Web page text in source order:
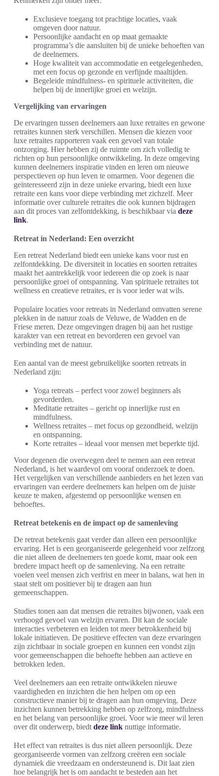
Exclusieve toegang tot prachtige locaties, vaak
omgeven door natuur.
Persoonlijke aandacht en op maat gemaakte
programma’s die aansluiten bij de unieke behoeften van
de deelnemers.
Hoge kwaliteit van accommodatie en eetgelegenheden,
met een focus op gezonde en verfijnde maaltijden.
Begeleide mindfulness- en spirituele activiteiten, die
helpen bij de innerlijke groei en welzijn.
Vergelijking van ervaringen
De ervaringen tussen deelnemers aan luxe retraites en gewone
retraites kunnen sterk verschillen. Mensen die kiezen voor
luxe retraites rapporteren vaak een gevoel van totale
ontzorging. Hier hebben zij de ruimte om zich volledig te
richten op hun persoonlijke ontwikkeling. In deze omgeving
kunnen deelnemers inspiratie vinden en leren om nieuwe
perspectieven op hun leven te omarmen. Voor degenen die
geïnteresseerd zijn in deze unieke ervaring, biedt een luxe
retraite een kans voor diepe verbinding met zichzelf. Meer
informatie over culturele retraites die ook kunnen bijdragen
aan dit proces van zelfontdekking, is beschikbaar via deze
link.
Retreat in Nederland: Een overzicht
Een retreat Nederland biedt een unieke kans voor rust en
zelfontdekking. De diversiteit in locaties en soorten retraites
maakt het aantrekkelijk voor iedereen die op zoek is naar
persoonlijke groei of ontspanning. Van spirituele retraites tot
wellness en creatieve retraites, er is voor ieder wat wils.
Populaire locaties voor retreats in Nederland omvatten serene
plekken in de natuur zoals de Veluwe, de Wadden en de
Friese meren. Deze omgevingen dragen bij aan het rustige
karakter van een retreat en bevorderen een gevoel van
verbinding met de natuur.
Een aantal van de meest gebruikelijke soorten retreats in
Nederland zijn:
Yoga retreats – perfect voor zowel beginners als
gevorderden.
Meditatie retraites – gericht op innerlijke rust en
mindfulness.
Wellness retraites – met focus op gezondheid, welzijn
en ontspanning.
Korte retraites – ideaal voor mensen met beperkte tijd.
Voor degenen die overwegen deel te nemen aan een retreat
Nederland, is het waardevol om vooraf onderzoek te doen.
Het vergelijken van verschillende aanbieders en het lezen van
ervaringen van eerdere deelnemers kan helpen om de juiste
keuze te maken, afgestemd op persoonlijke wensen en
behoeftes.
Retreat betekenis en de impact op de samenleving
De retreat betekenis gaat verder dan alleen een persoonlijke
ervaring. Het is een georganiseerde gelegenheid voor zelfzorg
die niet alleen de deelnemers ten goede komt, maar ook een
bredere impact heeft op de samenleving. Na een retraite
voelen veel mensen zich verfrist en meer in balans, wat hen in
staat stelt om positiever bij te dragen aan hun
gemeenschappen.
Studies tonen aan dat mensen die retraites bijwonen, vaak een
verhoogd gevoel van welzijn ervaren. Dit kan de sociale
interacties verbeteren en leiden tot meer betrokkenheid bij
lokale initiatieven. De positieve effecten van deze ervaringen
zijn zichtbaar in sociale groepen en kunnen een vondst zijn
voor gemeenschappen die behoefte hebben aan actieve en
betrokken leden.
Veel deelnemers aan een retraite ontwikkelen nieuwe
vaardigheden en inzichten die hen helpen om op een
constructieve manier bij te dragen aan hun omgeving. Deze
inzichten kunnen betrekking hebben op zelfzorg, mindfulness
en het belang van persoonlijke groei. Voor wie meer wil leren
over dit onderwerp, biedt deze link nuttige informatie.
Het effect van retraites is dus niet alleen persoonlijk. Deze
georganiseerde vormen van zelfzorg creëren een sociale
dynamiek die vreedzaam en ondersteunend is. Dit laat zien
hoe belangrijk het is om aandacht te besteden aan het